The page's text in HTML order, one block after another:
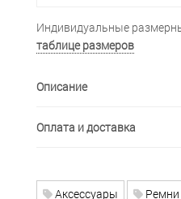
Индивидуальные
таблице размеров
Описание
Оплата и доставка
Аксессуары Ремни